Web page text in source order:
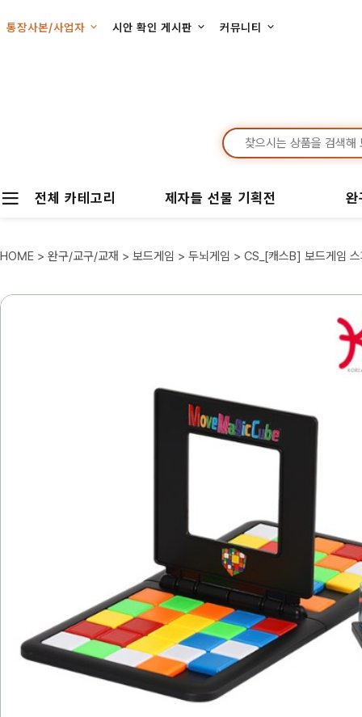
통장사본/사업자 시안 확인 게시판 커뮤니티
전체 카테고리 제자들 선물 기획전
HOME > 완구/교구/교재 > 보드게임 > 두뇌게임 > CS_[캐스B] 보드게임